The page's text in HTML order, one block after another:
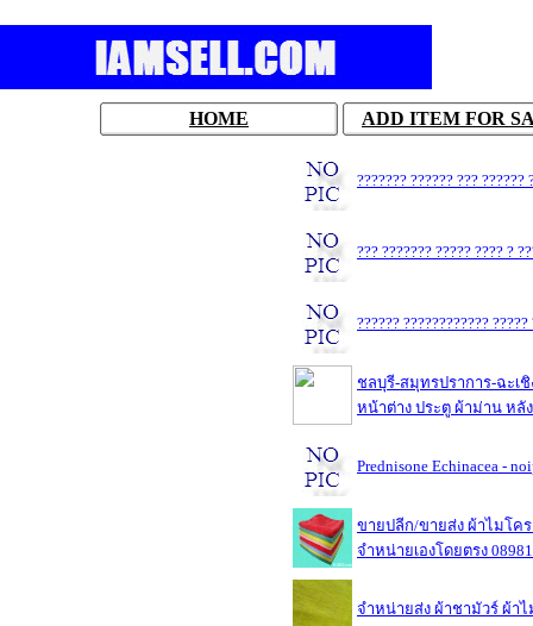
HOME ADD ITEM FOR
??????? ?????? ??? ??????
??? ??????? ????? ???? ?
?????? ????????????
ชลบุรี-สมุทรปราการ-ฉะเ
หน้าต่าง ประตู ผ้าม่าน หลั
Prednisone Echinacea -
ขายปลีก/ขายส่ง ผ้าไมโค
จำหน่ายเองโดยตรง
จำหน่ายส่ง ผ้าชามัวร์ ผ้าไ